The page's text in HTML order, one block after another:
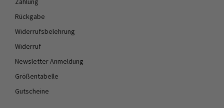
Rückgabe
Widerrufsbelehrung
Widerruf
Newsletter Anmeldung
Größentabelle
Gutscheine